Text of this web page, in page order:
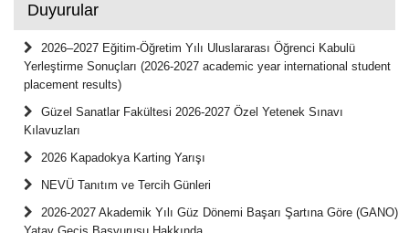
Duyurular
2026–2027 Eğitim-Öğretim Yılı Uluslararası Öğrenci Kabulü
Yerleştirme Sonuçları (2026-2027 academic year international student
placement results)
Güzel Sanatlar Fakültesi 2026-2027 Özel Yetenek Sınavı
Kılavuzları
2026 Kapadokya Karting Yarışı
NEVÜ Tanıtım ve Tercih Günleri
2026-2027 Akademik Yılı Güz Dönemi Başarı Şartına Göre (GANO)